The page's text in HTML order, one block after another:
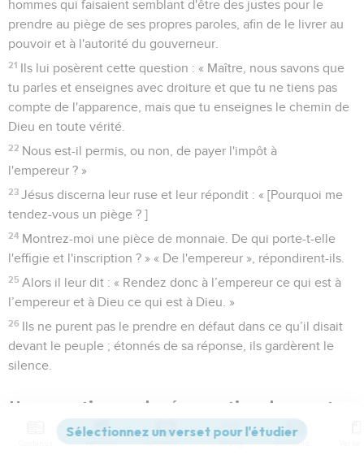
hommes qui faisaient semblant d'être des justes pour le
prendre au piège de ses propres paroles, afin de le livrer au
pouvoir et à l'autorité du gouverneur.
21 Ils lui posèrent cette question : « Maître, nous savons que
tu parles et enseignes avec droiture et que tu ne tiens pas
compte de l'apparence, mais que tu enseignes le chemin de
Dieu en toute vérité.
22 Nous est-il permis, ou non, de payer l'impôt à
l'empereur ? »
23 Jésus discerna leur ruse et leur répondit : « [Pourquoi me
tendez-vous un piège ? ]
24 Montrez-moi une pièce de monnaie. De qui porte-t-elle
l'effigie et l'inscription ? » « De l'empereur », répondirent-ils.
25 Alors il leur dit : « Rendez donc à l’empereur ce qui est à
l’empereur et à Dieu ce qui est à Dieu. »
26 Ils ne purent pas le prendre en défaut dans ce qu’il disait
devant le peuple ; étonnés de sa réponse, ils gardèrent le
silence.
Une question sur la résurrection des morts
Quelques-uns des sadducéens, qui disent qu'il n'y a pas
Versions Commentaires Strong